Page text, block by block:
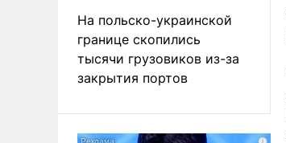
На польско-украинской
границе скопились
тысячи грузовиков из-за
закрытия портов